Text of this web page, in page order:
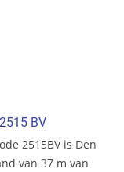
BV
2515BV is Den
van 37 m van